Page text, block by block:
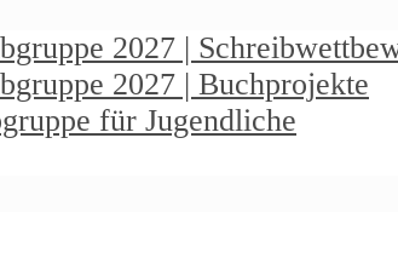
2027 |
2027 | Buchprojekte
für Jugendliche